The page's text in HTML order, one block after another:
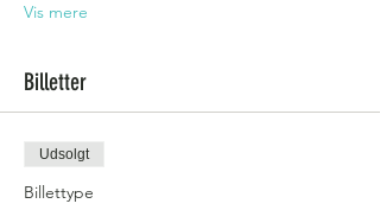
Vis mere
Billetter
Udsolgt
Billettype